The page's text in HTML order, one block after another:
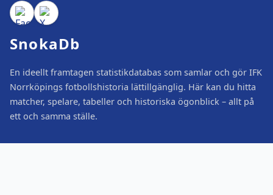
SnokaDb
En ideellt framtagen statistikdatabas som samlar och gör IFK
Norrköpings fotbollshistoria lättillgänglig. Här kan du hitta
matcher, spelare, tabeller och historiska ögonblick – allt på
ett och samma ställe.